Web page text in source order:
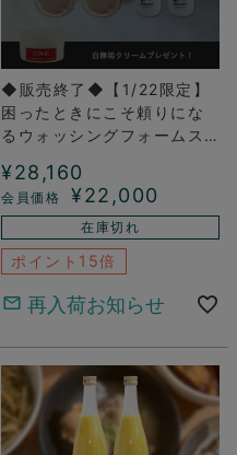
◆販売終了◆【1/22限定】
困ったときにこそ頼りにな
るウォッシングフォームス
¥28,160
¥22,000
在庫切れ
ポイント15倍
再入荷お知らせ